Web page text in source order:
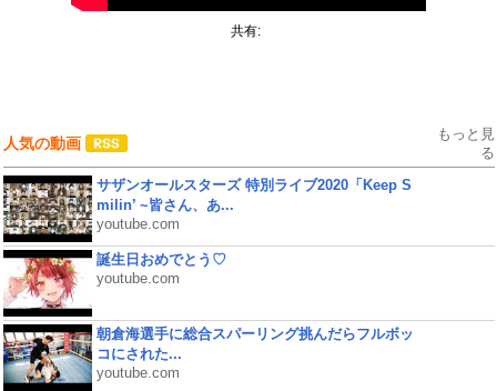
共有:
人気の動画
もっと見
る
サザンオールスターズ 特別ライブ2020「Keep S
milin’ ~皆さん、あ...
youtube.com
誕生日おめでとう♡
youtube.com
朝倉海選手に総合スパーリング挑んだらフルボッ
コにされた...
youtube.com